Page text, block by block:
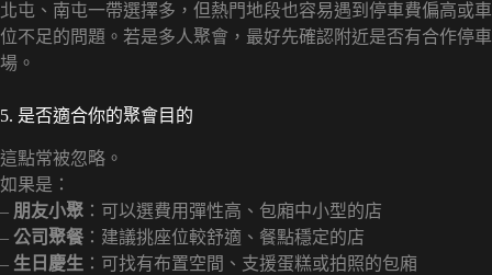
北屯、南屯一帶選擇多，但熱門地段也容易遇到停車費偏高或車
位不足的問題。若是多人聚會，最好先確認附近是否有合作停車
場。
5. 是否適合你的聚會目的
這點常被忽略。
如果是：
– 朋友小聚 ：可以選費用彈性高、包廂中小型的店
– 公司聚餐 ：建議挑座位較舒適、餐點穩定的店
– 生日慶生 ：可找有布置空間、支援蛋糕或拍照的包廂